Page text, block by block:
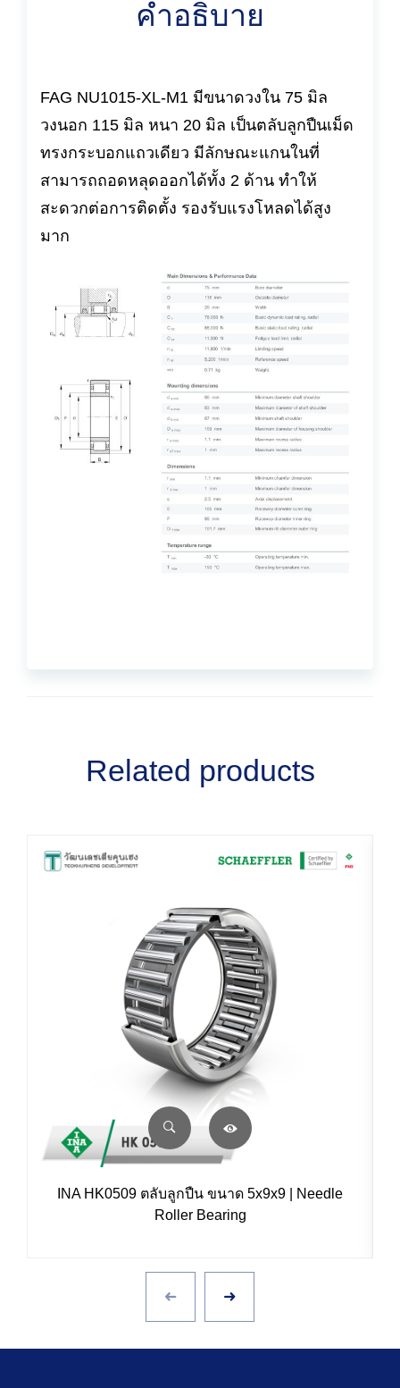
คำอธิบาย
FAG NU1015-XL-M1 มีขนาดวงใน 75 มิล
วงนอก 115 มิล หนา 20 มิล เป็นตลับลูกปืนเม็ด
ทรงกระบอกแถวเดียว มีลักษณะแกนในที่
สามารถถอดหลุดออกได้ทั้ง 2 ด้าน ทำให้
สะดวกต่อการติดตั้ง รองรับแรงโหลดได้สูง
มาก
Related products
INA HK0509 ตลับลูกปืน ขนาด 5x9x9 | Needle
Roller Bearing